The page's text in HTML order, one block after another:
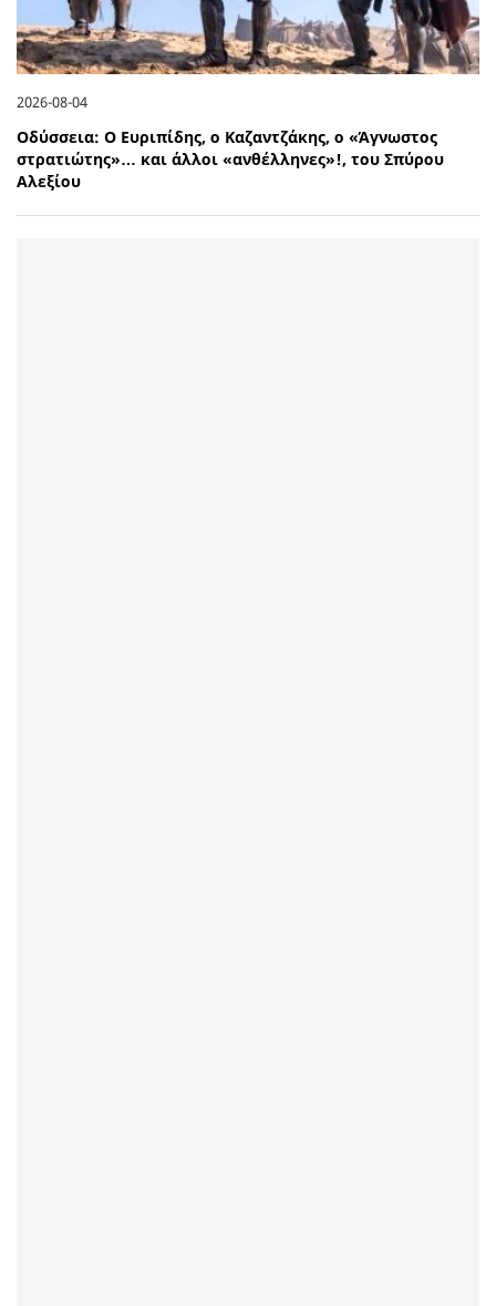
2026-08-04
Οδύσσεια: Ο Ευριπίδης, ο Καζαντζάκης, ο «Άγνωστος
στρατιώτης»… και άλλοι «ανθέλληνες»!, του Σπύρου
Αλεξίου